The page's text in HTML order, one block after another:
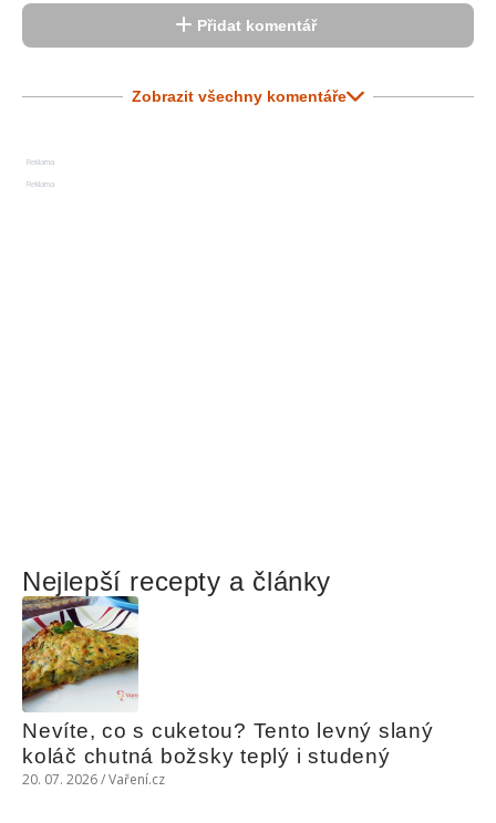
Přidat komentář
Zobrazit všechny komentáře
Reklama
Reklama
Nejlepší recepty a články
Nevíte, co s cuketou? Tento levný slaný
koláč chutná božsky teplý i studený
20. 07. 2026 / Vaření.cz